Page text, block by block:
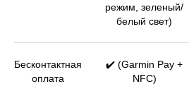
режим, зеленый/
белый свет)
Бесконтактная
оплата
✔️ (Garmin Pay +
NFC)